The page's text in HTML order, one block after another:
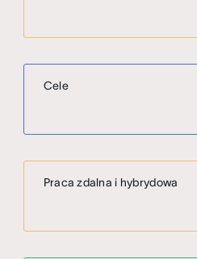
Cele
Praca zdalna i hybrydowa